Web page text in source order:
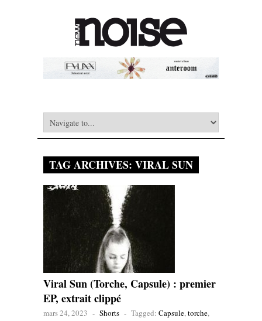
TAG ARCHIVES: VIRAL SUN
Viral Sun (Torche, Capsule) : premier
EP, extrait clippé
mars 24, 2023 - Shorts - Tagged: Capsule,torche,